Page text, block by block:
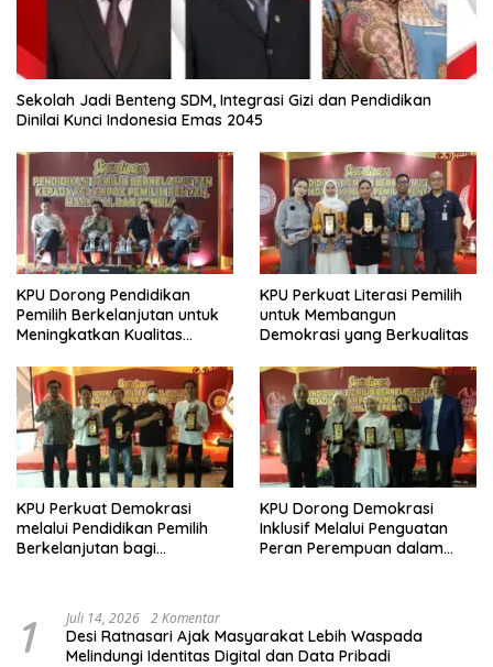
Sekolah Jadi Benteng SDM, Integrasi Gizi dan Pendidikan
Dinilai Kunci Indonesia Emas 2045
KPU Dorong Pendidikan
Pemilih Berkelanjutan untuk
Meningkatkan Kualitas
KPU Perkuat Literasi Pemilih
untuk Membangun
Demokrasi yang Berkualitas
KPU Perkuat Demokrasi
melalui Pendidikan Pemilih
Berkelanjutan bagi
KPU Dorong Demokrasi
Inklusif Melalui Penguatan
Peran Perempuan dalam
1 Juli 14, 2026 2 Komentar
Desi Ratnasari Ajak Masyarakat Lebih Waspada
Melindungi Identitas Digital dan Data Pribadi